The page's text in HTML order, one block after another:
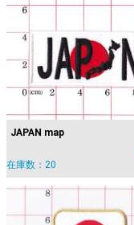
JAPAN map
在庫数：20